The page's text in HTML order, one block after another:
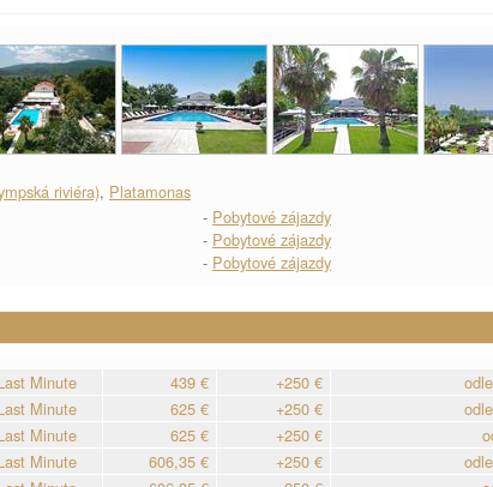
riviéra), Platamonas
- Pobytové zájazdy
- Pobytové zájazdy
- Pobytové zájazdy
Minute 439 € +250 €
Minute 625 € +250 €
Minute 625 € +250 €
Minute 606,35 € +250 €